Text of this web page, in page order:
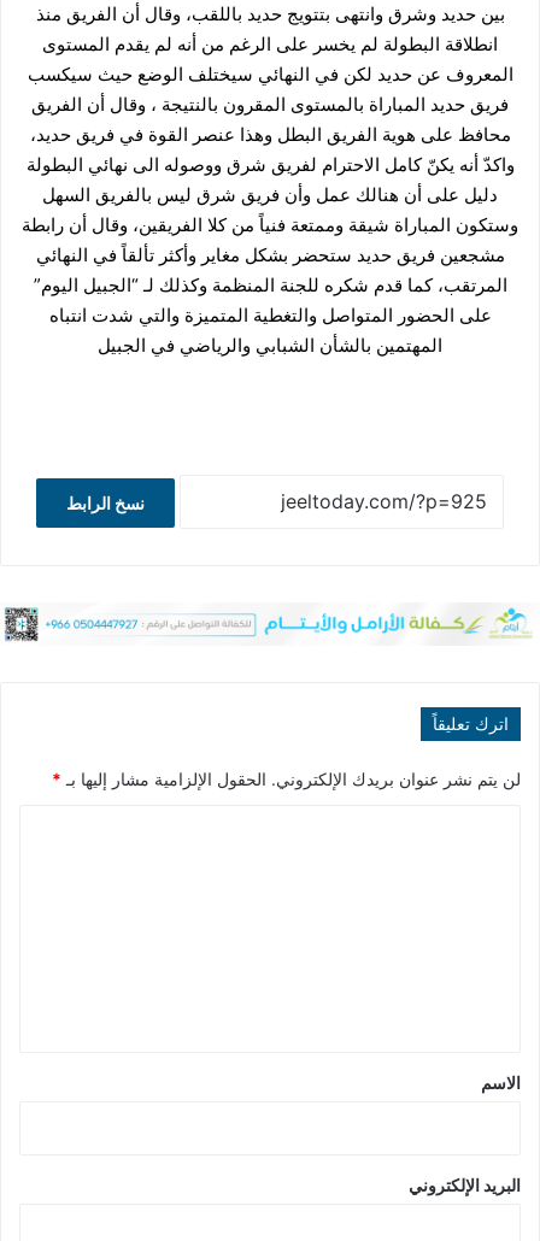
بين حديد وشرق وانتهى بتتويج حديد باللقب، وقال أن الفريق منذ
انطلاقة البطولة لم يخسر على الرغم من أنه لم يقدم المستوى
المعروف عن حديد لكن في النهائي سيختلف الوضع حيث سيكسب
فريق حديد المباراة بالمستوى المقرون بالنتيجة ، وقال أن الفريق
محافظ على هوية الفريق البطل وهذا عنصر القوة في فريق حديد،
واكدّ أنه يكنّ كامل الاحترام لفريق شرق ووصوله الى نهائي البطولة
دليل على أن هنالك عمل وأن فريق شرق ليس بالفريق السهل
وستكون المباراة شيقة وممتعة فنياً من كلا الفريقين، وقال أن رابطة
مشجعين فريق حديد ستحضر بشكل مغاير وأكثر تألقاً في النهائي
المرتقب، كما قدم شكره للجنة المنظمة وكذلك لـ “الجبيل اليوم”
على الحضور المتواصل والتغطية المتميزة والتي شدت انتباه
المهتمين بالشأن الشبابي والرياضي في الجبيل
نسخ الرابط
اترك تعليقاً
لن يتم نشر عنوان بريدك الإلكتروني. الحقول الإلزامية مشار إليها بـ *
*
الاسم
البريد الإلكتروني